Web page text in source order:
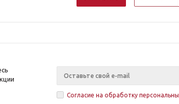
Согласие на обработку